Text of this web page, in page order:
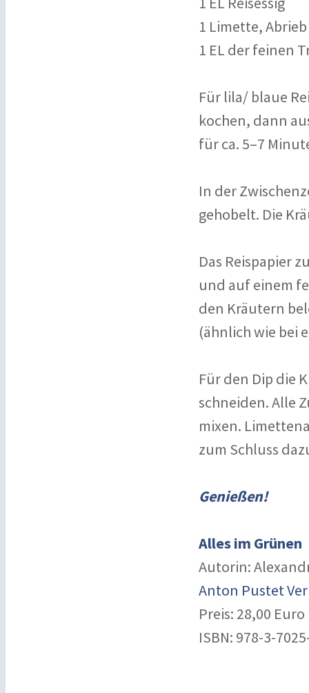
1 Limette, Abrieb
1 EL der feinen
Für lila/ blaue
kochen, dann
für ca. 5–7
In der
gehobelt. Die
Das Reispapier
und auf einem
den Kräutern
(ähnlich wie bei
Für den Dip die
schneiden. Alle
mixen.
zum Schluss
Genießen!
Alles im Grünen
Autorin:
Anton Pustet
Preis: 28,00 Euro
ISBN: 978-3-